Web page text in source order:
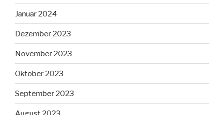
Januar 2024
Dezember 2023
November 2023
Oktober 2023
September 2023